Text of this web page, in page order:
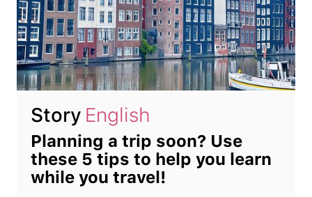
Story English
Planning a trip soon? Use
these 5 tips to help you learn
while you travel!